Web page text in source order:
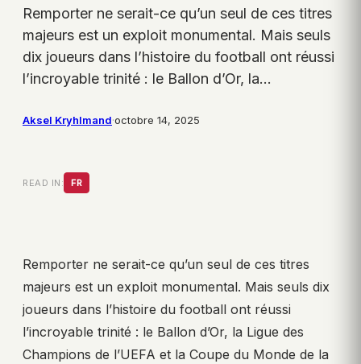
Remporter ne serait-ce qu’un seul de ces titres
majeurs est un exploit monumental. Mais seuls
dix joueurs dans l’histoire du football ont réussi
l’incroyable trinité : le Ballon d’Or, la…
Aksel Kryhlmand·octobre 14, 2025
READ IN: FR
Remporter ne serait-ce qu’un seul de ces titres
majeurs est un exploit monumental. Mais seuls dix
joueurs dans l’histoire du football ont réussi
l’incroyable trinité : le Ballon d’Or, la Ligue des
Champions de l’UEFA et la Coupe du Monde de la